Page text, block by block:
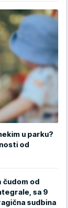
u parku?
od
čudom od
sa 9
sudbina